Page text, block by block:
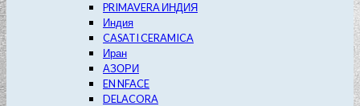
PRIMAVERA ИНДИЯ
Индия
CASATI CERAMICA
Иран
АЗОРИ
EN NFACE
DELACORA